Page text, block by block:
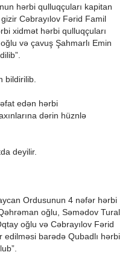
hərbi qulluqçuları kapitan
Cəbrayılov Fərid Famil
xidmət hərbi qulluqçuları
və çavuş Şahmarlı Emin
bildirilib.
edən hərbi
dərin hüznlə
deyilir.
Ordusunun 4 nəfər hərbi
oğlu, Səmədov Tural
oğlu və Cəbrayılov Fərid
barədə Qubadlı hərbi